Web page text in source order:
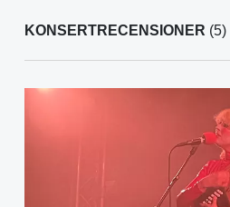
KONSERTRECENSIONER (5)